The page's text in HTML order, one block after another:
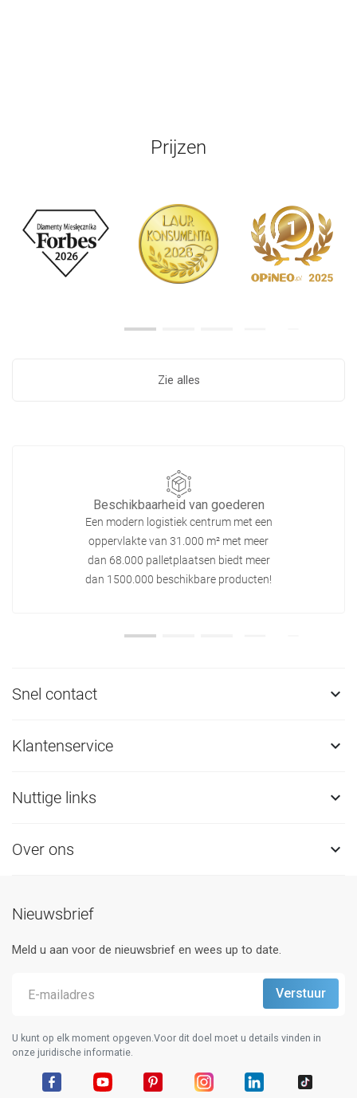
Prijzen
Zie alles
Beschikbaarheid van goederen
Een modern logistiek centrum met een
oppervlakte van 31.000 m² met meer
dan 68.000 palletplaatsen biedt meer
dan 1500.000 beschikbare producten!
Snel contact 
Klantenservice 
Nuttige links 
Over ons 
Nieuwsbrief
Meld u aan voor de nieuwsbrief en wees up to date.
U kunt op elk moment opgeven.Voor dit doel moet u details vinden in
onze juridische informatie.